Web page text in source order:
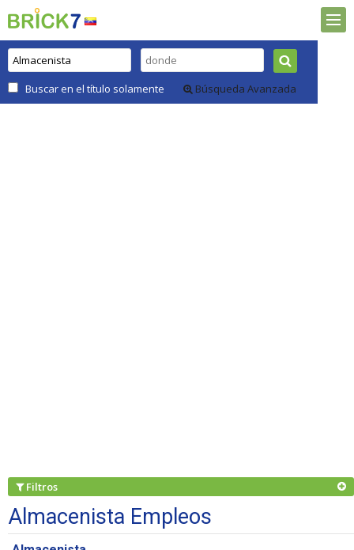
Buscar en el título solamente Búsqueda Avanzada
Filtros
Almacenista Empleos